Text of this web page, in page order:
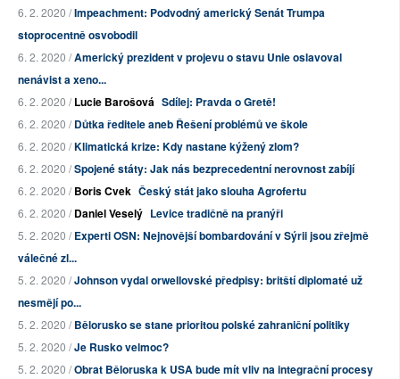
6. 2. 2020 /Impeachment: Podvodný americký Senát Trumpa
stoprocentně osvobodil
6. 2. 2020 /Americký prezident v projevu o stavu Unie oslavoval
nenávist a xeno...
6. 2. 2020 /Lucie Barošová Sdílej: Pravda o Gretě!
6. 2. 2020 /Důtka ředitele aneb Řešení problémů ve škole
6. 2. 2020 /Klimatická krize: Kdy nastane kýžený zlom?
6. 2. 2020 /Spojené státy: Jak nás bezprecedentní nerovnost zabíjí
6. 2. 2020 /Boris Cvek Český stát jako slouha Agrofertu
6. 2. 2020 /Daniel Veselý Levice tradičně na pranýři
5. 2. 2020 /Experti OSN: Nejnovější bombardování v Sýrii jsou zřejmě
válečné zl...
5. 2. 2020 /Johnson vydal orwellovské předpisy: britští diplomaté už
nesmějí po...
5. 2. 2020 /Bělorusko se stane prioritou polské zahraniční politiky
5. 2. 2020 /Je Rusko velmoc?
5. 2. 2020 /Obrat Běloruska k USA bude mít vliv na integrační procesy